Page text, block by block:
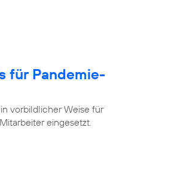
für Pandemie-
vorbildlicher Weise für
eingesetzt.